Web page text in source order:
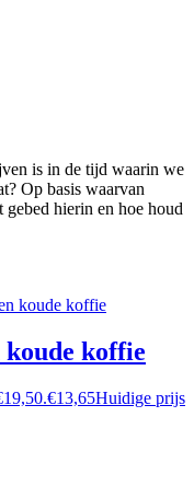
is in de tijd waarin we
Op basis waarvan
gebed hierin en hoe houd
koude koffie
€13,65Huidige prijs